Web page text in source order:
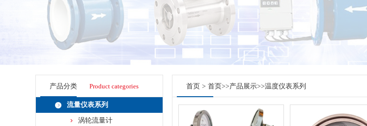
产品分类 Product categories
流量仪表系列
涡轮流量计
首页 > 首页>>产品展示>>温度仪表系列